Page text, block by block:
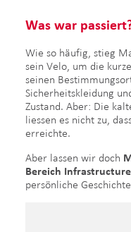
Was war
Wie so häufig, stieg
sein Velo, um die
seinen
Sicherheitskleidung
Zustand. Aber: Die
liessen es nicht zu,
erreichte.
Aber lassen wir doch
Bereich
persönliche